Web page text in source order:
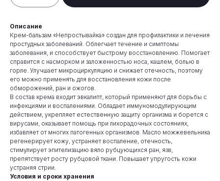
Описание
Крем-бальзам «Непростывайка» создан для профилактики и лечения
простудных заболеваний. Облегчает течение и симптомы
заболевания, и способствует быстрому восстановлению. Помогает
справится с насморком и заложенностью носа, кашлем, болью в
горле. Улучшает микроциркуляцию и снижает отечность, поэтому
его можно применять для восстановления кожи после
обморожений, ран и ожогов.
В состав крема входит эвкалипт, который применяют для борьбы с
инфекциями и воспалениями. Обладает иммуномодулирующим
действием, укрепляет естественную защиту организма и борется с
вирусами, оказывает помощь при лихорадочных состояниях,
избавляет от многих патогенных организмов. Масло можжевельника
регенерирует кожу, устраняет воспаление, отечность,
стимулирует эпителизацию вяло рубцующихся ран, язв,
препятствует росту рубцовой ткани. Повышает упругость кожи
устраняя стрии.
Условия и сроки хранения